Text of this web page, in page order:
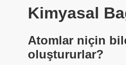
Kimyasal
Atomlar niçin
oluştururlar?